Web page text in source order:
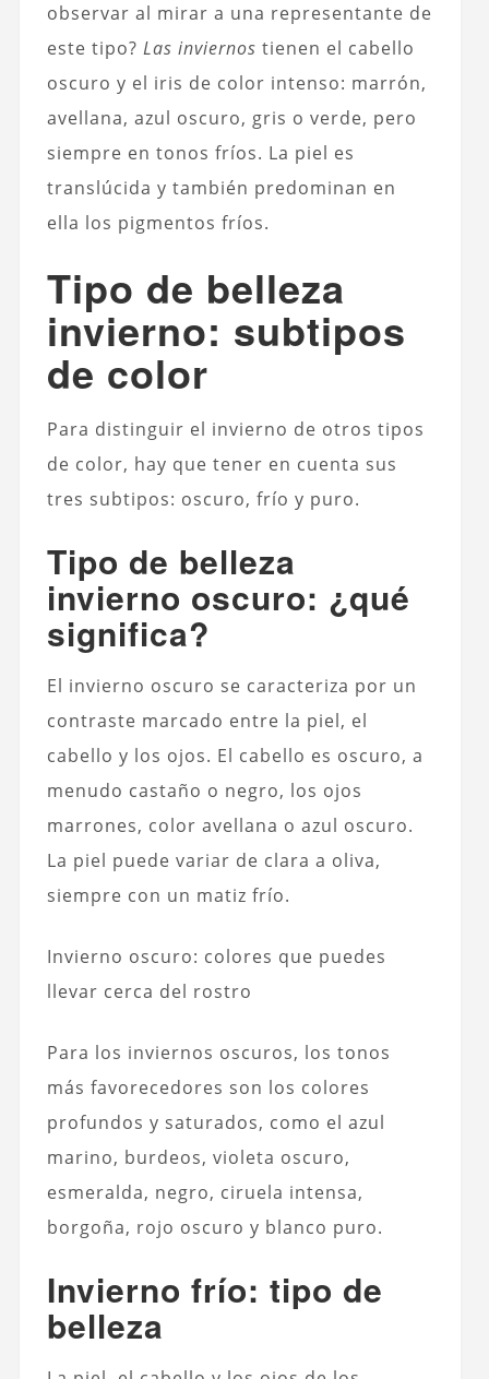
observar al mirar a una representante de
este tipo? Las inviernos tienen el cabello
oscuro y el iris de color intenso: marrón,
avellana, azul oscuro, gris o verde, pero
siempre en tonos fríos. La piel es
translúcida y también predominan en
ella los pigmentos fríos.
Tipo de belleza
invierno: subtipos
de color
Para distinguir el invierno de otros tipos
de color, hay que tener en cuenta sus
tres subtipos: oscuro, frío y puro.
Tipo de belleza
invierno oscuro: ¿qué
significa?
El invierno oscuro se caracteriza por un
contraste marcado entre la piel, el
cabello y los ojos. El cabello es oscuro, a
menudo castaño o negro, los ojos
marrones, color avellana o azul oscuro.
La piel puede variar de clara a oliva,
siempre con un matiz frío.
Invierno oscuro: colores que puedes
llevar cerca del rostro
Para los inviernos oscuros, los tonos
más favorecedores son los colores
profundos y saturados, como el azul
marino, burdeos, violeta oscuro,
esmeralda, negro, ciruela intensa,
borgoña, rojo oscuro y blanco puro.
Invierno frío: tipo de
belleza